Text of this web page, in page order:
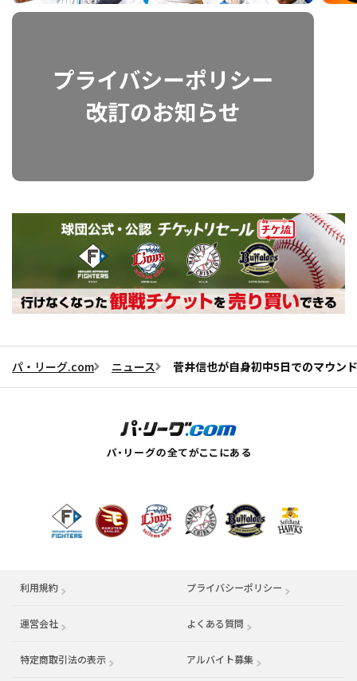
パ・リーグ.com ニュース 菅井信也が自身初中5日でのマウ
利用規約 プライバシーポリシー
運営会社 （別ウィンドウで開く） よくある質問
特定商取引法の表示 アルバイト募集 （別ウィンドウで開く